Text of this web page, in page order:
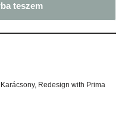
teszem
Karácsony, Redesign with Prima